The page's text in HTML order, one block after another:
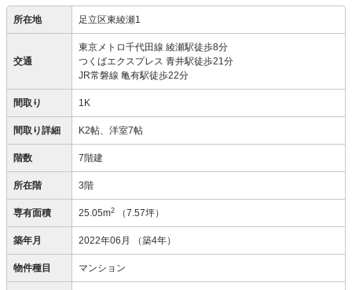
所在地 足立区東綾瀬1
交通
東京メトロ千代田線 綾瀬駅徒歩8分
つくばエクスプレス 青井駅徒歩21分
JR常磐線 亀有駅徒歩22分
間取り 1K
間取り詳細 K2帖、洋室7帖
階数 7階建
所在階 3階
専有面積 25.05m2 （7.57坪）
築年月 2022年06月 （築4年）
物件種目 マンション